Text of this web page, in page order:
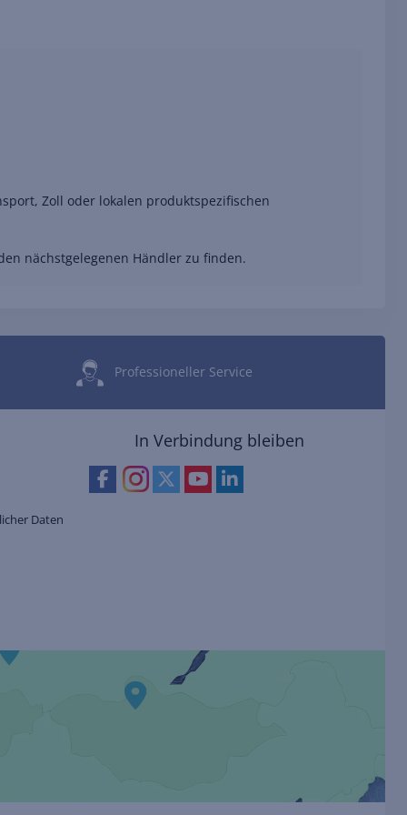
Zoll oder lokalen produktspezifischen
nächstgelegenen Händler zu finden.
Professioneller Service
Daten
In Verbindung bleiben